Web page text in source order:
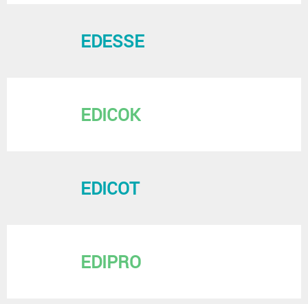
EDESSE
EDICOK
EDICOT
EDIPRO